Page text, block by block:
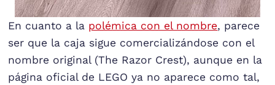
En cuanto a la polémica con el nombre, parece
ser que la caja sigue comercializándose con el
nombre original (The Razor Crest), aunque en la
página oficial de LEGO ya no aparece como tal,